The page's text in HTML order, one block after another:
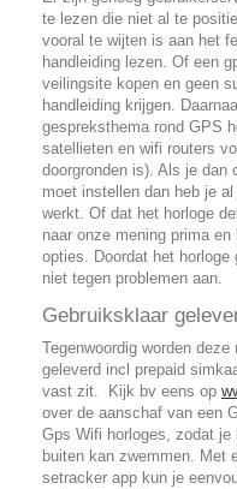
te lezen die niet al te
vooral te wijten is aan het
handleiding lezen. Of een
veilingsite kopen en geen
handleiding krijgen.
gespreksthema rond GPS
satellieten en wifi routers
doorgronden is). Als je dan
moet instellen dan heb je
werkt. Of dat het horloge
naar onze mening prima
opties. Doordat het
niet tegen problemen aan.
Gebruiksklaar
Tegenwoordig worden
geleverd incl prepaid
vast zit. Kijk bv eens op
over de aanschaf van een
Gps Wifi horloges, zodat je
buiten kan zwemmen. Met
setracker app kun je